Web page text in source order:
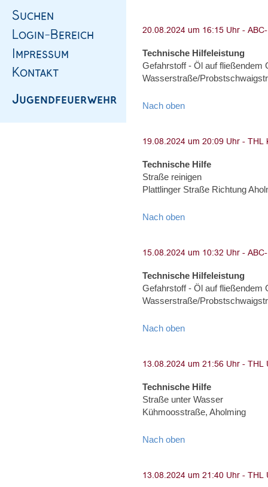
Technische Hilfeleistung
Gefahrstoff - Öl auf fließendem
Wasserstraße/
Nach oben
Technische Hilfe
Straße reinigen
Plattlinger Straße Richtung
Nach oben
Technische Hilfeleistung
Gefahrstoff - Öl auf fließendem
Wasserstraße/
Nach oben
Technische Hilfe
Straße unter Wasser
Kühmoosstraße, Aholming
Nach oben